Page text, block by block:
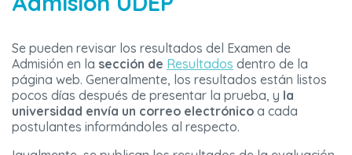
Se pueden revisar los resultados del Examen de
Admisión en la sección de Resultados dentro de la
página web. Generalmente, los resultados están listos
pocos días después de presentar la prueba, y la
universidad envía un correo electrónico a cada
postulantes informándoles al respecto.